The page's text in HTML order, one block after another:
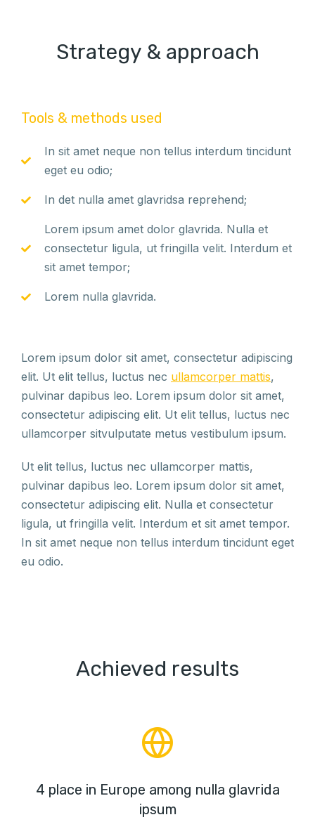
Strategy & approach
Tools & methods used
In sit amet neque non tellus interdum tincidunt
eget eu odio;
In det nulla amet glavridsa reprehend;
Lorem ipsum amet dolor glavrida. Nulla et
consectetur ligula, ut fringilla velit. Interdum et
sit amet tempor;
Lorem nulla glavrida.
Lorem ipsum dolor sit amet, consectetur adipiscing
elit. Ut elit tellus, luctus nec ullamcorper mattis,
pulvinar dapibus leo. Lorem ipsum dolor sit amet,
consectetur adipiscing elit. Ut elit tellus, luctus nec
ullamcorper sitvulputate metus vestibulum ipsum.
Ut elit tellus, luctus nec ullamcorper mattis,
pulvinar dapibus leo. Lorem ipsum dolor sit amet,
consectetur adipiscing elit. Nulla et consectetur
ligula, ut fringilla velit. Interdum et sit amet tempor.
In sit amet neque non tellus interdum tincidunt eget
eu odio.
Achieved results
4 place in Europe among nulla glavrida
ipsum